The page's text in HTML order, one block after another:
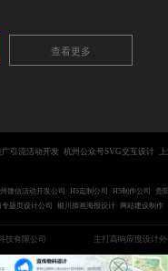
查看更多
广引流活动开发 杭州公众号SVG交互设计
微信活动开发公司 H5定制公司 H5制作公司
贵
专题页设计公司 银川插画海报设计 网站建设制作
技有限公司 主打高响应度设计